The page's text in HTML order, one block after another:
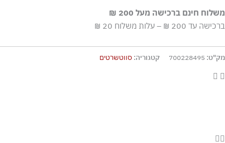
ללא חומרי הלבנה, ללא השריה
משלוח חינם ברכישה מעל 200 ₪
ברכישה עד 200 ₪ – עלות משלוח 20 ₪
מק"ט: 700228495 קטגוריה: סווטשרטים